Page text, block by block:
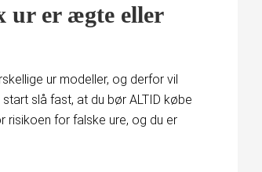
ur er ægte eller
ur modeller, og derfor vil
slå fast, at du bør ALTID købe
risikoen for falske ure, og du er